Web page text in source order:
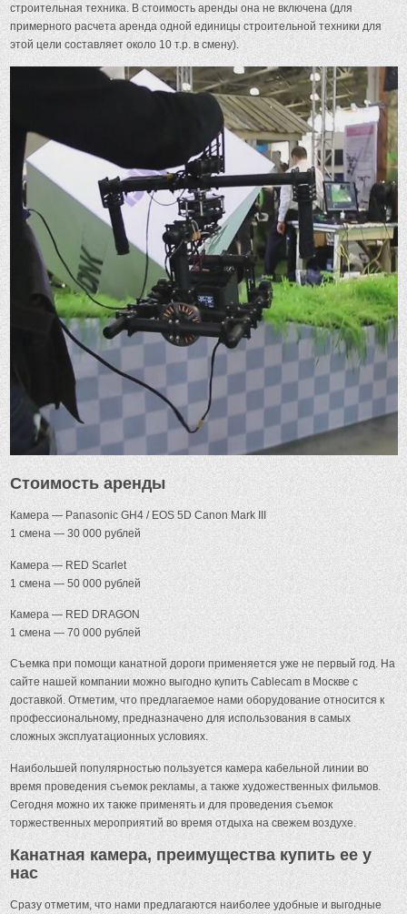
строительная техника. В стоимость аренды она не включена (для
примерного расчета аренда одной единицы строительной техники для
этой цели составляет около 10 т.р. в смену).
Стоимость аренды
Камера — Panasonic GH4 / EOS 5D Canon Mark III
1 смена — 30 000 рублей
Камера — RED Scarlet
1 смена — 50 000 рублей
Камера — RED DRAGON
1 смена — 70 000 рублей
Съемка при помощи канатной дороги применяется уже не первый год. На
сайте нашей компании можно выгодно купить Cablecam в Москве с
доставкой. Отметим, что предлагаемое нами оборудование относится к
профессиональному, предназначено для использования в самых
сложных эксплуатационных условиях.
Наибольшей популярностью пользуется камера кабельной линии во
время проведения съемок рекламы, а также художественных фильмов.
Сегодня можно их также применять и для проведения съемок
торжественных мероприятий во время отдыха на свежем воздухе.
Канатная камера, преимущества купить ее у
нас
Сразу отметим, что нами предлагаются наиболее удобные и выгодные